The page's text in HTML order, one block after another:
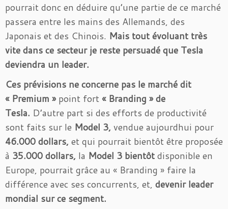
pourrait donc en déduire qu’une partie de ce marché
passera entre les mains des Allemands, des
Japonais et des Chinois. Mais tout évoluant très
vite dans ce secteur je reste persuadé que Tesla
deviendra un leader.
Ces prévisions ne concerne pas le marché dit
« Premium »point fort« Branding » de
Tesla. D’autre part si des efforts de productivité
sont faits sur le Model 3, vendue aujourdhui pour
46.000 dollars, et qui pourrait bientôt être proposée
à 35.000 dollars, la Model 3 bientôtdisponible en
Europe, pourrait grâce au « Branding » faire la
différence avec ses concurrents, et, devenir leader
mondial sur ce segment.